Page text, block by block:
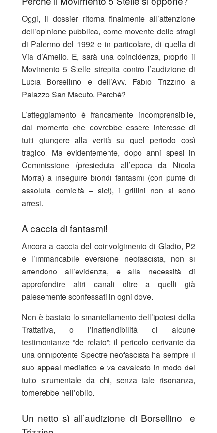
Oggi, il dossier ritorna finalmente all’attenzione
dell’opinione pubblica, come movente delle stragi
di Palermo del 1992 e in particolare, di quella di
Via d’Amelio. E, sarà una coincidenza, proprio il
Movimento 5 Stelle strepita contro l’audizione di
Lucia Borsellino e dell’Avv. Fabio Trizzino a
Palazzo San Macuto. Perchè?
L’atteggiamento è francamente incomprensibile,
dal momento che dovrebbe essere interesse di
tutti giungere alla verità su quel periodo così
tragico. Ma evidentemente, dopo anni spesi in
Commissione (presieduta all’epoca da Nicola
Morra) a inseguire biondi fantasmi (con punte di
assoluta comicità – sic!), i grillini non si sono
arresi.
A caccia di fantasmi!
Ancora a caccia del coinvolgimento di Gladio, P2
e l’immancabile eversione neofascista, non si
arrendono all’evidenza, e alla necessità di
approfondire altri canali oltre a quelli già
palesemente sconfessati in ogni dove.
Non è bastato lo smantellamento dell’ipotesi della
Trattativa, o l’inattendibilità di alcune
testimonianze “de relato”: il pericolo derivante da
una onnipotente Spectre neofascista ha sempre il
suo appeal mediatico e va cavalcato in modo del
tutto strumentale da chi, senza tale risonanza,
tornerebbe nell’oblio.
Un netto sì all’audizione di Borsellino e